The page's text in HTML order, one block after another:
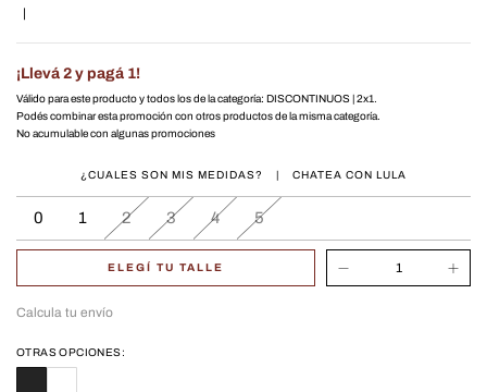
|
¡Llevá 2 y pagá 1!
Válido para este producto y todos los de la categoría: DISCONTINUOS | 2x1.
Podés combinar esta promoción con otros productos de la misma categoría.
No acumulable con algunas promociones
0 1 2 3 4 5
¿CUALES SON MIS MEDIDAS? CHATEA CON LULA
ELEGÍ TU TALLE
Calcula tu envío
OTRAS OPCIONES: